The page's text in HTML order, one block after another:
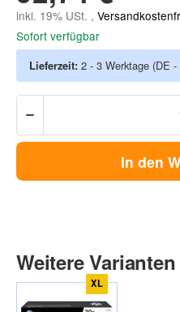
inkl. 19% USt. ,
Sofort verfügbar
Lieferzeit: 2 - 3 Werktage (DE
In den
Weitere
XL